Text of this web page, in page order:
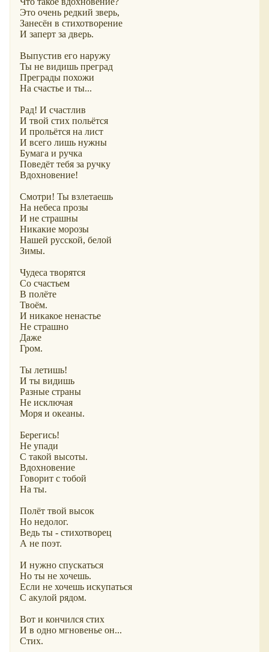
Это очень редкий зверь,
Занесён в стихотворение
И заперт за дверь.
Выпустив его наружу
Ты не видишь преград
Преграды похожи
На счастье и ты...
Рад! И счастлив
И твой стих польётся
И прольётся на лист
И всего лишь нужны
Бумага и ручка
Поведёт тебя за ручку
Вдохновение!
Смотри! Ты взлетаешь
На небеса прозы
И не страшны
Никакие морозы
Нашей русской, белой
Зимы.
Чудеса творятся
Со счастьем
В полёте
Твоём.
И никакое ненастье
Не страшно
Даже
Гром.
Ты летишь!
И ты видишь
Разные страны
Не исключая
Моря и океаны.
Берегись!
Не упади
С такой высоты.
Вдохновение
Говорит с тобой
На ты.
Полёт твой высок
Но недолог.
Ведь ты - стихотворец
А не поэт.
И нужно спускаться
Но ты не хочешь.
Если не хочешь искупаться
С акулой рядом.
Вот и кончился стих
И в одно мгновенье он...
Стих.